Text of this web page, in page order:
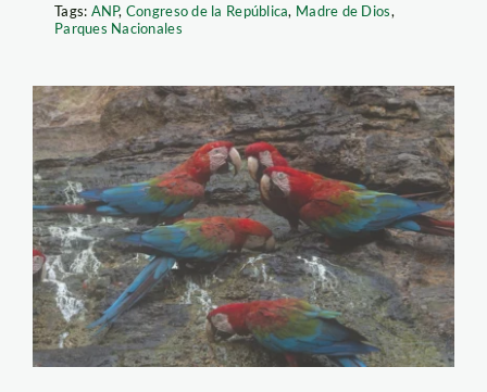
Tags: ANP, Congreso de la República, Madre de Dios,
Parques Nacionales
Fotos. Diego Pérez.
SPDA (3)